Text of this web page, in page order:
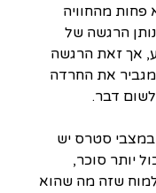
פחות מהחוויה
הרגשה של
אך זאת הרגשה
מגביר את החרדה
דבר.
במצבי סטרס יש
יותר סוכר,
שזה מה שהוא